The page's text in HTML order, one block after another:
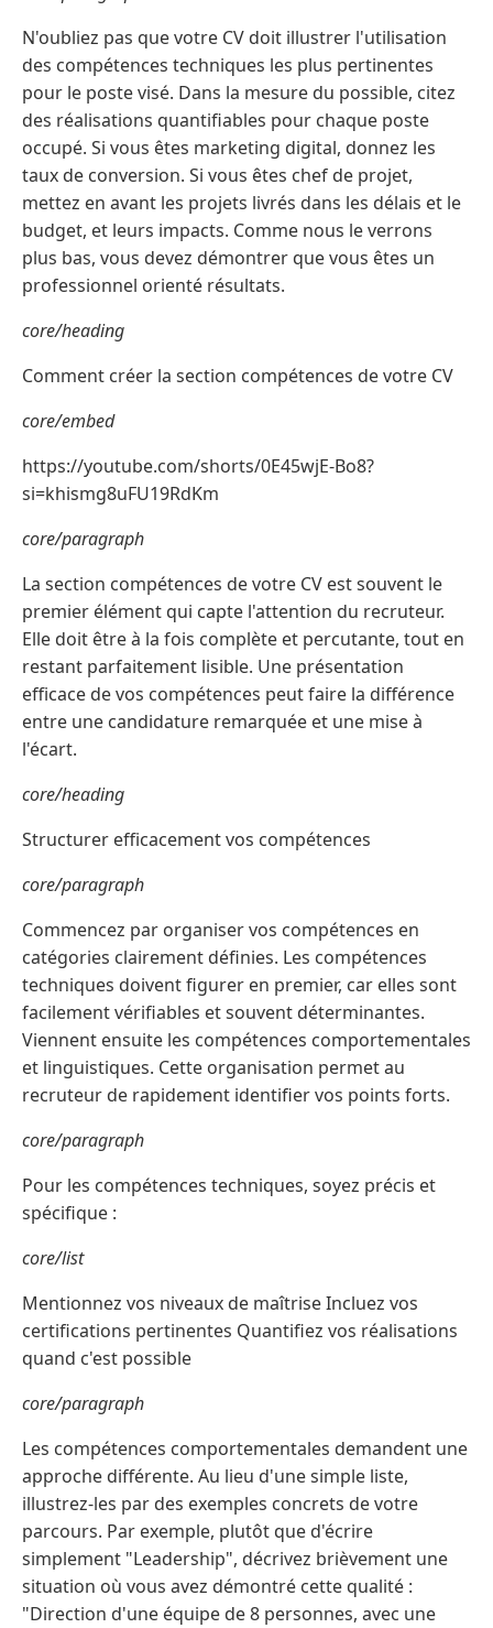
N'oubliez pas que votre CV doit illustrer l'utilisation
des compétences techniques les plus pertinentes
pour le poste visé. Dans la mesure du possible, citez
des réalisations quantifiables pour chaque poste
occupé. Si vous êtes marketing digital, donnez les
taux de conversion. Si vous êtes chef de projet,
mettez en avant les projets livrés dans les délais et le
budget, et leurs impacts. Comme nous le verrons
plus bas, vous devez démontrer que vous êtes un
professionnel orienté résultats.
core/heading
Comment créer la section compétences de votre CV
core/embed
https://youtube.com/shorts/0E45wjE-Bo8?
si=khismg8uFU19RdKm
core/paragraph
La section compétences de votre CV est souvent le
premier élément qui capte l'attention du recruteur.
Elle doit être à la fois complète et percutante, tout en
restant parfaitement lisible. Une présentation
efficace de vos compétences peut faire la différence
entre une candidature remarquée et une mise à
l'écart.
core/heading
Structurer efficacement vos compétences
core/paragraph
Commencez par organiser vos compétences en
catégories clairement définies. Les compétences
techniques doivent figurer en premier, car elles sont
facilement vérifiables et souvent déterminantes.
Viennent ensuite les compétences comportementales
et linguistiques. Cette organisation permet au
recruteur de rapidement identifier vos points forts.
core/paragraph
Pour les compétences techniques, soyez précis et
spécifique :
core/list
Mentionnez vos niveaux de maîtrise Incluez vos
certifications pertinentes Quantifiez vos réalisations
quand c'est possible
core/paragraph
Les compétences comportementales demandent une
approche différente. Au lieu d'une simple liste,
illustrez-les par des exemples concrets de votre
parcours. Par exemple, plutôt que d'écrire
simplement "Leadership", décrivez brièvement une
situation où vous avez démontré cette qualité :
"Direction d'une équipe de 8 personnes, avec une